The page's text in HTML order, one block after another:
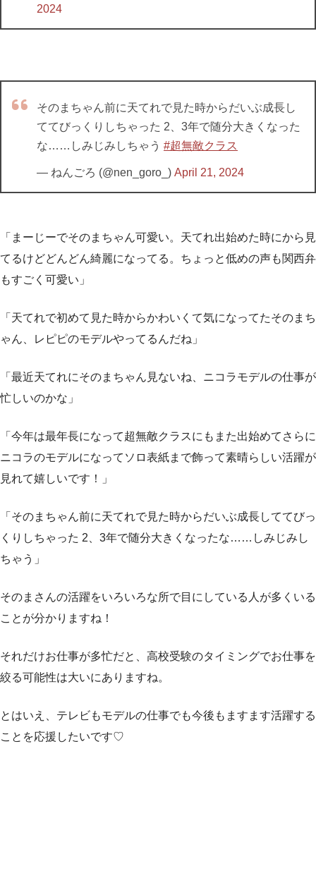
2024
そのまちゃん前に天てれで見た時からだいぶ成長し
ててびっくりしちゃった 2、3年で随分大きくなった
な……しみじみしちゃう #超無敵クラス
— ねんごろ (@nen_goro_) April 21, 2024
「まーじーでそのまちゃん可愛い。天てれ出始めた時にから見
てるけどどんどん綺麗になってる。ちょっと低めの声も関西弁
もすごく可愛い」
「天てれで初めて見た時からかわいくて気になってたそのまち
ゃん、レピピのモデルやってるんだね」
「最近天てれにそのまちゃん見ないね、ニコラモデルの仕事が
忙しいのかな」
「今年は最年長になって超無敵クラスにもまた出始めてさらに
ニコラのモデルになってソロ表紙まで飾って素晴らしい活躍が
見れて嬉しいです！」
「そのまちゃん前に天てれで見た時からだいぶ成長しててびっ
くりしちゃった 2、3年で随分大きくなったな……しみじみし
ちゃう」
そのまさんの活躍をいろいろな所で目にしている人が多くいる
ことが分かりますね！
それだけお仕事が多忙だと、高校受験のタイミングでお仕事を
絞る可能性は大いにありますね。
とはいえ、テレビもモデルの仕事でも今後もますます活躍する
ことを応援したいです♡